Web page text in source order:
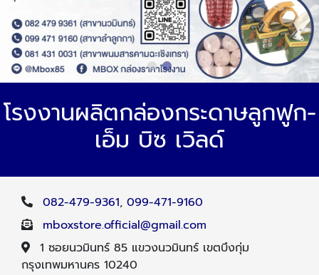
โรงงานผลิตกล่องกระดาษลูกฟูก-
เอ็ม บิซ เวิลด์
082-479-9361, 099-471-9160
mboxstore.official@gmail.com
1 ซอยนวมินทร์ 85 แขวงนวมินทร์ เขตบึงกุ่ม
กรุงเทพมหานคร 10240